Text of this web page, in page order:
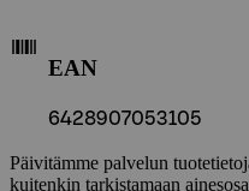
EAN
6428907053105
Päivitämme palvelun
kuitenkin tarkistamaan